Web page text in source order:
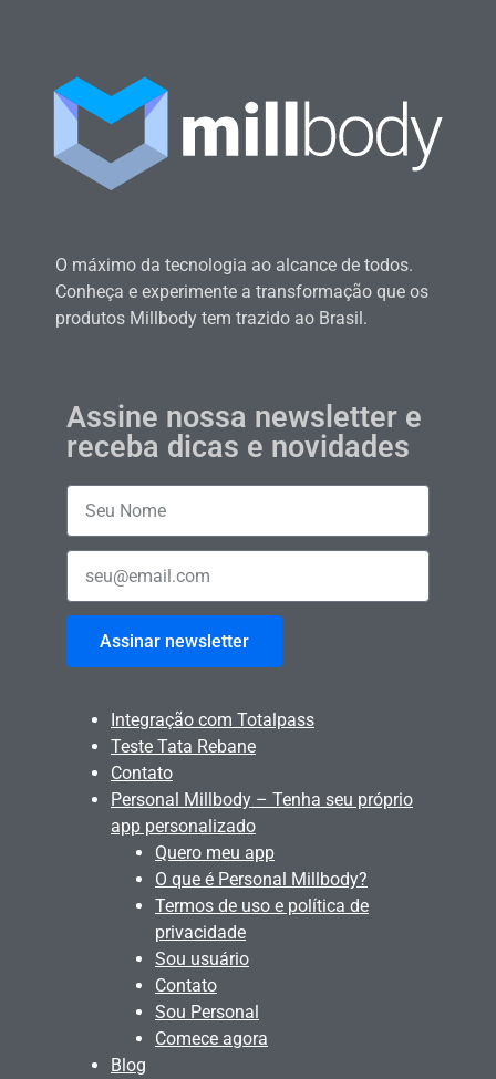
O máximo da tecnologia ao alcance de todos.
Conheça e experimente a transformação que os
produtos Millbody tem trazido ao Brasil.
Assine nossa newsletter e
receba dicas e novidades
Assinar newsletter
Integração com Totalpass
Teste Tata Rebane
Contato
Personal Millbody – Tenha seu próprio
app personalizado
Quero meu app
O que é Personal Millbody?
Termos de uso e política de
privacidade
Sou usuário
Contato
Sou Personal
Comece agora
Blog